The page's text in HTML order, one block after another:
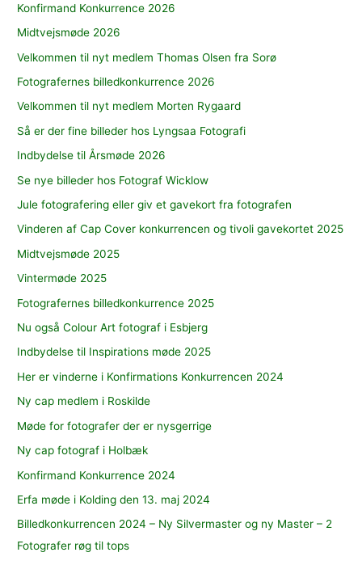
Konfirmand Konkurrence 2026
Midtvejsmøde 2026
Velkommen til nyt medlem Thomas Olsen fra Sorø
Fotografernes billedkonkurrence 2026
Velkommen til nyt medlem Morten Rygaard
Så er der fine billeder hos Lyngsaa Fotografi
Indbydelse til Årsmøde 2026
Se nye billeder hos Fotograf Wicklow
Jule fotografering eller giv et gavekort fra fotografen
Vinderen af Cap Cover konkurrencen og tivoli gavekortet 2025
Midtvejsmøde 2025
Vintermøde 2025
Fotografernes billedkonkurrence 2025
Nu også Colour Art fotograf i Esbjerg
Indbydelse til Inspirations møde 2025
Her er vinderne i Konfirmations Konkurrencen 2024
Ny cap medlem i Roskilde
Møde for fotografer der er nysgerrige
Ny cap fotograf i Holbæk
Konfirmand Konkurrence 2024
Erfa møde i Kolding den 13. maj 2024
Billedkonkurrencen 2024 – Ny Silvermaster og ny Master – 2
Fotografer røg til tops